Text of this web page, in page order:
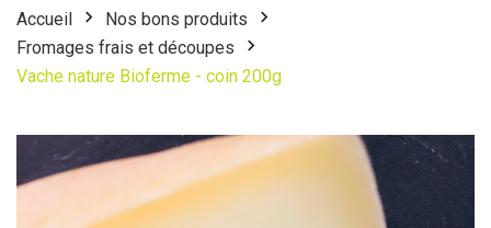
Accueil
Nos bons produits
Fromages frais et découpes
Vache nature Bioferme - coin 200g